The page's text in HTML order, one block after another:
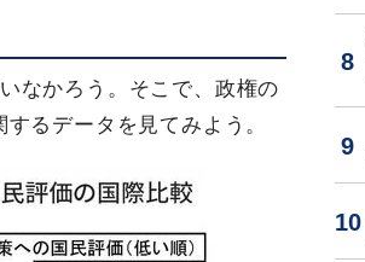
なかろう。そこで、政権の
るデータを見てみよう。